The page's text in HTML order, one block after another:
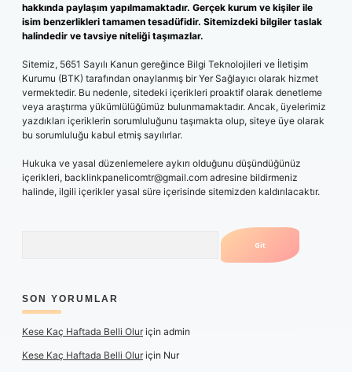
hakkında paylaşım yapılmamaktadır. Gerçek kurum ve kişiler ile
isim benzerlikleri tamamen tesadüfidir. Sitemizdeki bilgiler taslak
halindedir ve tavsiye niteliği taşımazlar.
Sitemiz, 5651 Sayılı Kanun gereğince Bilgi Teknolojileri ve İletişim
Kurumu (BTK) tarafından onaylanmış bir Yer Sağlayıcı olarak hizmet
vermektedir. Bu nedenle, sitedeki içerikleri proaktif olarak denetleme
veya araştırma yükümlülüğümüz bulunmamaktadır. Ancak, üyelerimiz
yazdıkları içeriklerin sorumluluğunu taşımakta olup, siteye üye olarak
bu sorumluluğu kabul etmiş sayılırlar.
Hukuka ve yasal düzenlemelere aykırı olduğunu düşündüğünüz
içerikleri, backlinkpanelicomtr@gmail.com adresine bildirmeniz
halinde, ilgili içerikler yasal süre içerisinde sitemizden kaldırılacaktır.
SON YORUMLAR
Kese Kaç Haftada Belli Oluriçin admin
Kese Kaç Haftada Belli Oluriçin Nur